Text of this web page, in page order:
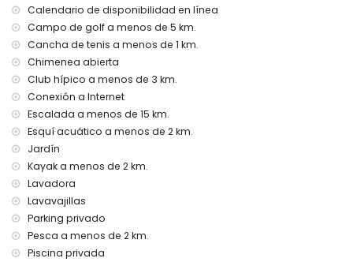
Internet (WiFi)
Plancha y tabla de planchar
Ropa de cama y toallas
Calefacción central y aire acondicionado
Instalaciones y servicios con cargo extra
Cama extra y cuna para niños (bajo demanda)
Entretenimiento y actividades de ocio para sus vacaciones
en Moraira, Costa Blanca
Teatro, discoteca y bar (a menos de 1000 metros de la
casa)
Cine y paseo (Paseo de Moraira) (a menos de 5 kilómetros
de la casa)
Lugares de interés y cultura en Moraira, Costa Blanca
Calendario de disponibilidad en línea
Campo de golf a menos de 5 km.
Cancha de tenis a menos de 1 km.
Chimenea abierta
Club hípico a menos de 3 km.
Conexión a Internet
Escalada a menos de 15 km.
Esquí acuático a menos de 2 km.
Jardín
Kayak a menos de 2 km.
Lavadora
Lavavajillas
Parking privado
Pesca a menos de 2 km.
Piscina privada